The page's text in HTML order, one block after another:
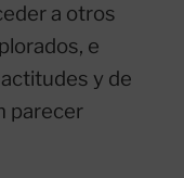
a otros
e
y de
parecer